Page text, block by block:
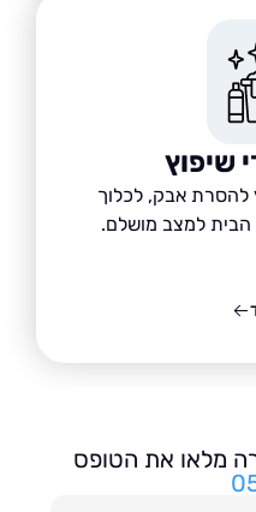
אבק, לכלוך
מושלם.
את הטופס